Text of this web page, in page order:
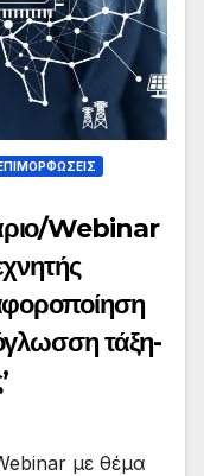
Webinar
τάξη-
με θέμα